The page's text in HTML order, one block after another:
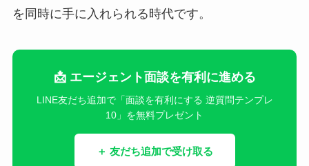
を同時に手に入れられる時代です。
📩 エージェント面談を有利に進める
LINE友だち追加で「面談を有利にする 逆質問テンプレ
10」を無料プレゼント
＋ 友だち追加で受け取る